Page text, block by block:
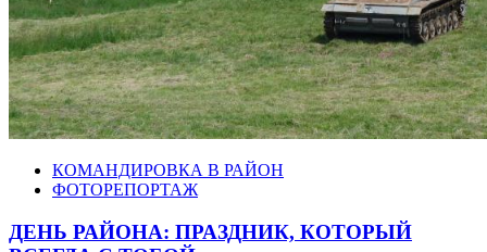
КОМАНДИРОВКА В РАЙОН
ФОТОРЕПОРТАЖ
ДЕНЬ РАЙОНА: ПРАЗДНИК, КОТОРЫЙ